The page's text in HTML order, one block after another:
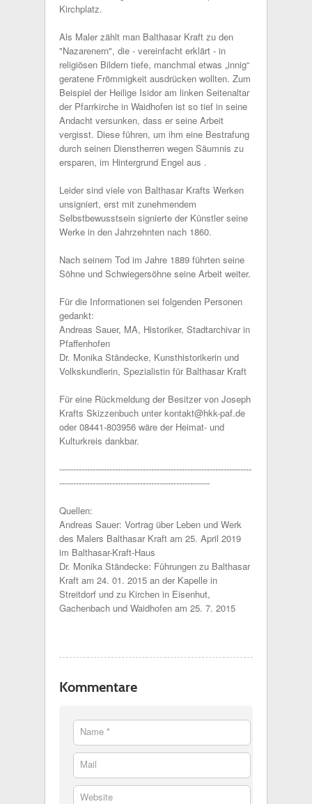
Kirchplatz.
Als Maler zählt man Balthasar Kraft zu den
"Nazarenern", die - vereinfacht erklärt - in
religiösen Bildern tiefe, manchmal etwas „innig“
geratene Frömmigkeit ausdrücken wollten. Zum
Beispiel der Heilige Isidor am linken Seitenaltar
der Pfarrkirche in Waidhofen ist so tief in seine
Andacht versunken, dass er seine Arbeit
vergisst. Diese führen, um ihm eine Bestrafung
durch seinen Dienstherren wegen Säumnis zu
ersparen, im Hintergrund Engel aus .
Leider sind viele von Balthasar Krafts Werken
unsigniert, erst mit zunehmendem
Selbstbewusstsein signierte der Künstler seine
Werke in den Jahrzehnten nach 1860.
Nach seinem Tod im Jahre 1889 führten seine
Söhne und Schwiegersöhne seine Arbeit weiter.
Für die Informationen sei folgenden Personen
gedankt:
Andreas Sauer, MA, Historiker, Stadtarchivar in
Pfaffenhofen
Dr. Monika Ständecke, Kunsthistorikerin und
Volkskundlerin, Spezialistin für Balthasar Kraft
Für eine Rückmeldung der Besitzer von Joseph
Krafts Skizzenbuch unter kontakt@hkk-paf.de
oder 08441-803956 wäre der Heimat- und
Kulturkreis dankbar.
---------------------------------------------------------------------
------------------------------------------------------
Quellen:
Andreas Sauer: Vortrag über Leben und Werk
des Malers Balthasar Kraft am 25. April 2019
im Balthasar-Kraft-Haus
Dr. Monika Ständecke: Führungen zu Balthasar
Kraft am 24. 01. 2015 an der Kapelle in
Streitdorf und zu Kirchen in Eisenhut,
Gachenbach und Waidhofen am 25. 7. 2015
Kommentare
Name *
Mail
Website